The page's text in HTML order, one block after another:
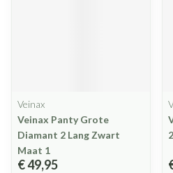
Veinax
Veinax Panty Grote
Diamant 2 Lang Zwart
Maat 1
€ 49,95